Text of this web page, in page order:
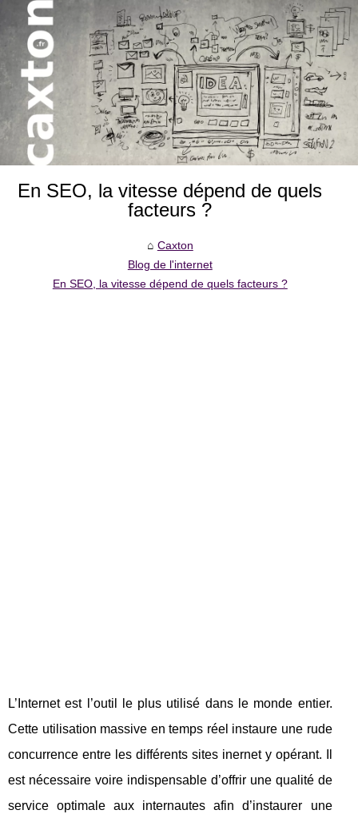
En SEO, la vitesse dépend de quels
facteurs ?
Caxton
Blog de l'internet
En SEO, la vitesse dépend de quels facteurs ?
L’Internet est l’outil le plus utilisé dans le monde entier.
Cette utilisation massive en temps réel instaure une rude
concurrence entre les différents sites inernet y opérant. Il
est nécessaire voire indispensable d’offrir une qualité de
service optimale aux internautes afin d’instaurer une